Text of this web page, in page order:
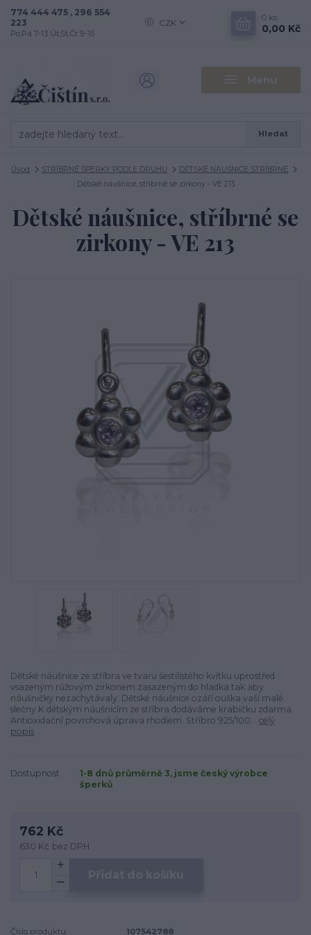
Menu
CZK
Hledat
774 444 475 , 296 554
223
Po,Pá 7-13 Út,St,Čt 9-15
0 ks
0,00 Kč
Úvod STŘÍBRNÉ ŠPERKY PODLE DRUHU
DĚTSKÉ NÁUŠNICE STŘÍBRNÉ
Dětské náušnice, stříbrné se zirkony - VE 213
Dětské náušnice, stříbrné se
zirkony - VE 213
Dětské náušnice ze stříbra ve tvaru šestilistého kvítku uprostřed
vsazeným růžovým zirkonem zasazeným do hladka tak aby
náušničky nezachytávaly. Dětské náušnice ozáří ouška vaší malé
slečny.K dětským náušnicím ze stříbra dodáváme krabičku zdarma
Antioxidační povrchová úprava rhodiem. Stříbro 925/100... celý
popis
Dostupnost
1-8 dnů průměrně 3, jsme český výrobce
šperků
762 Kč
630 Kč bez DPH
Číslo produktu:
107542788